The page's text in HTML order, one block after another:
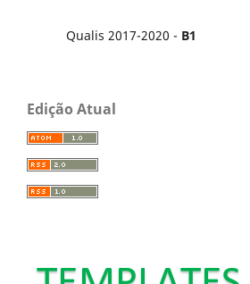
Qualis 2017-2020 - B1
Edição Atual